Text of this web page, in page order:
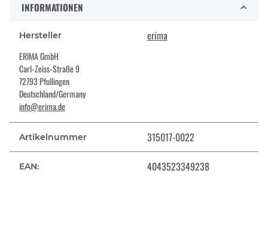
INFORMATIONEN
Hersteller erima
ERIMA GmbH
Carl-Zeiss-Straße 9
72793 Pfullingen
Deutschland/Germany
info@erima.de
Artikelnummer 315017-0022
EAN: 4043523349238